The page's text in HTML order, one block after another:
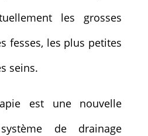
les grosses
fesses, les plus petites
seins.
est une nouvelle
de drainage